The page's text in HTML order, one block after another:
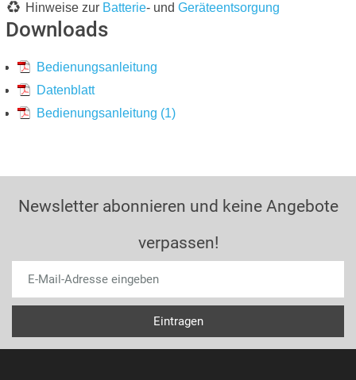
Hinweise zur Batterie- und Geräteentsorgung
Downloads
Bedienungsanleitung
Datenblatt
Bedienungsanleitung (1)
Newsletter abonnieren und keine Angebote
verpassen!